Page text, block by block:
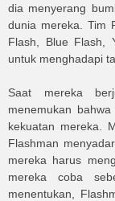
dia menyerang
dunia mereka. Tim
Flash, Blue Flash,
untuk menghadapi
Saat mereka
menemukan
kekuatan mereka.
Flashman
mereka harus
mereka coba
menentukan,